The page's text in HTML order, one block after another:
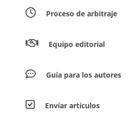
Proceso de arbitraje
Equipo editorial
Guía para los autores
Envíar artículos